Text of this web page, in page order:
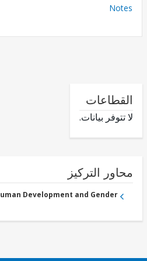
بيانات.
التركيز
FY17 - Human Development and Gender